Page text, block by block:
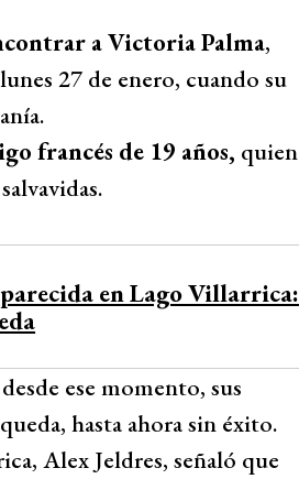
a Victoria Palma,
27 de enero, cuando su
francés de 19 años, quien
en Lago Villarrica:
ese momento, sus
hasta ahora sin éxito.
Alex Jeldres, señaló que